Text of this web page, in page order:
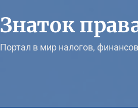
Знаток
Портал в мир налогов,